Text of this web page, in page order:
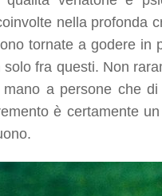
nella profonda
tornate a godere in
fra questi. Non
a persone che
è certamente